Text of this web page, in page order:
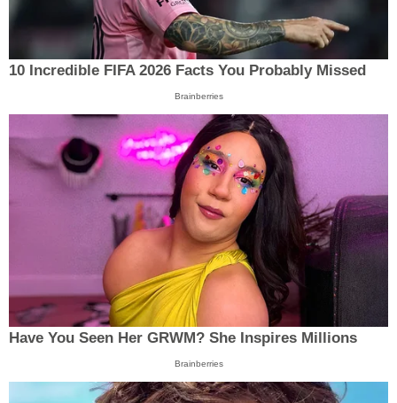
10 Incredible FIFA 2026 Facts You Probably Missed
Brainberries
Have You Seen Her GRWM? She Inspires Millions
Brainberries